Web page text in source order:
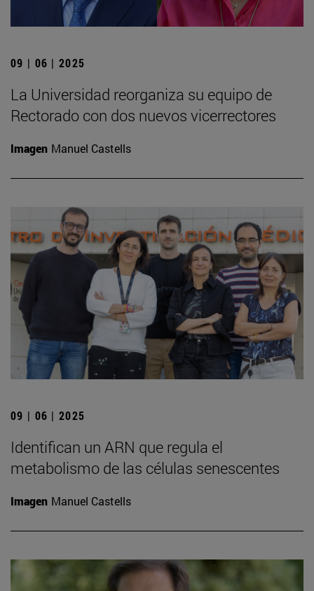
09 | 06 | 2025
La Universidad reorganiza su equipo de
Rectorado con dos nuevos vicerrectores
Imagen Manuel Castells
09 | 06 | 2025
Identifican un ARN que regula el
metabolismo de las células senescentes
Imagen Manuel Castells